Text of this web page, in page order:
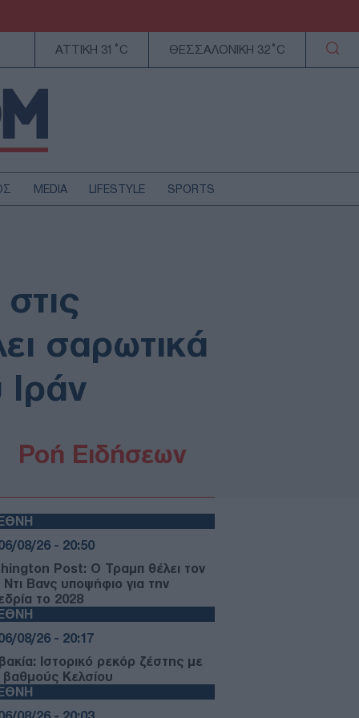
ΑΤΤΙΚΗ 31°C ΘΕΣΣΑΛΟΝΙΚΗ 32°C
MEDIA LIFESTYLE SPORTS
ΤΕΧΝΟΛΟΓΙΑ
σαρωτικά
Ροή Ειδήσεων
08/26 - 20:50
Post: Ο Τραμπ θέλει τον
Ντι Βανς υποψήφιο για την
το 2028
08/26 - 20:17
Ιστορικό ρεκόρ ζέστης με
βαθμούς Κελσίου